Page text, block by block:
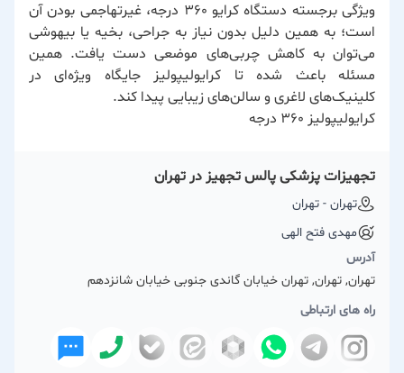
ویژگی برجسته دستگاه کرایو ۳۶۰ درجه، غیرتهاجمی بودن آن
است؛ به همین دلیل بدون نیاز به جراحی، بخیه یا بیهوشی
می‌توان به کاهش چربی‌های موضعی دست یافت. همین
مسئله باعث شده تا کرایولیپولیز جایگاه ویژه‌ای در
کلینیک‌های لاغری و سالن‌های زیبایی پیدا کند.
کرایولیپولیز 360 درجه
تجهیزات پزشکی پالس تجهیز در تهران
تهران - تهران
مهدی فتح الهی
آدرس
تهران, تهران, تهران خیابان گاندی جنوبی خیابان شانزدهم
راه های ارتباطی